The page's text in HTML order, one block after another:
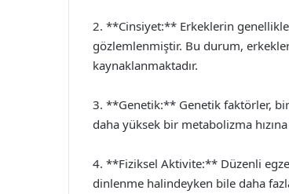
2. **Cinsiyet:** Erkeklerin
gözlemlenmiştir. Bu durum,
kaynaklanmaktadır.
3. **Genetik:** Genetik faktörler,
daha yüksek bir metabolizma
4. **Fiziksel Aktivite:** Düzenli
dinlenme halindeyken bile daha